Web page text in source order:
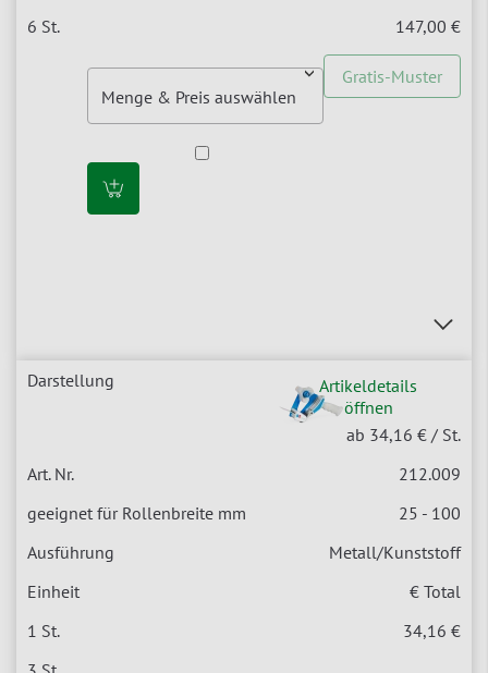
147,00 €
Gratis-Muster
Artikeldetails
öffnen
ab 34,16 € / St.
212.009
25 - 100
Metall/Kunststoff
€ Total
34,16 €